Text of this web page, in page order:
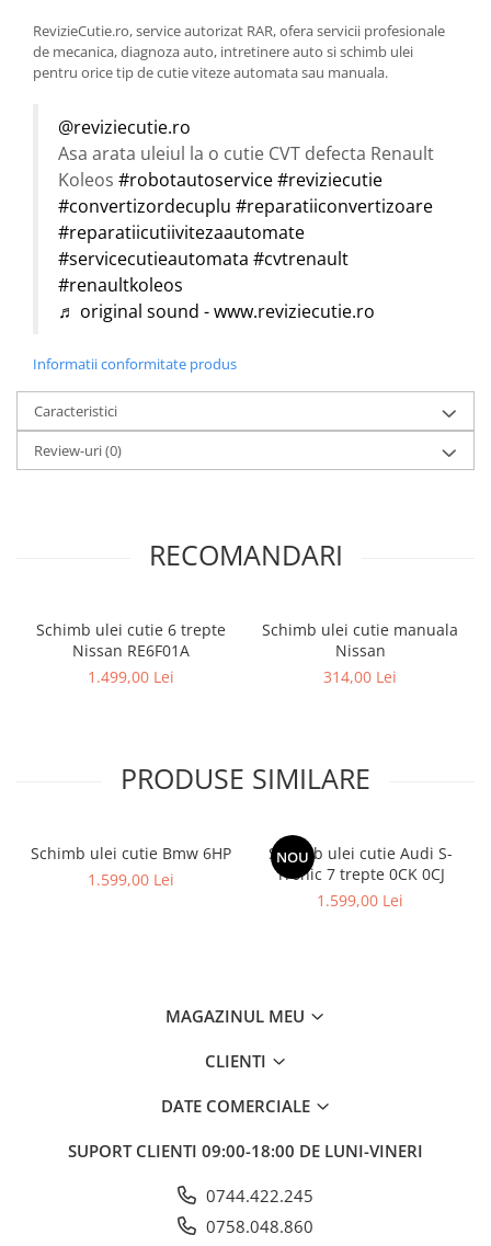
RevizieCutie.ro, service autorizat RAR, ofera servicii profesionale
de mecanica, diagnoza auto, intretinere auto si schimb ulei
pentru orice tip de cutie viteze automata sau manuala.
@reviziecutie.ro
Asa arata uleiul la o cutie CVT defecta Renault
Koleos #robotautoservice#reviziecutie
#convertizordecuplu #reparatiiconvertizoare
#reparatiicutiivitezaautomate
#servicecutieautomata #cvtrenault
#renaultkoleos
♬ original sound - www.reviziecutie.ro
Informatii conformitate produs
Caracteristici
Review-uri(0)
RECOMANDARI
Schimb ulei cutie 6 trepte
Nissan RE6F01A
1.499,00 Lei
Schimb ulei cutie manuala
Nissan
314,00 Lei
PRODUSE SIMILARE
Schimb ulei cutie Bmw 6HP
1.599,00 Lei
NOU
Schimb ulei cutie Audi S-
Tronic 7 trepte 0CK 0CJ
1.599,00 Lei
MAGAZINUL MEU
CLIENTI
DATE COMERCIALE
SUPORT CLIENTI 09:00-18:00 DE LUNI-VINERI
0744.422.245
0758.048.860